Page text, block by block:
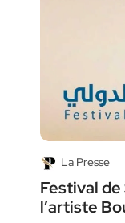
La Presse
Festival
l’artiste